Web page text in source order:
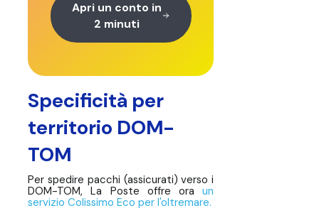
Apri un conto in
2 minuti
Specificità per
territorio DOM-
TOM
Per spedire pacchi (assicurati) verso i
DOM-TOM, La Poste offre ora un
servizio Colissimo Eco per l'oltremare.